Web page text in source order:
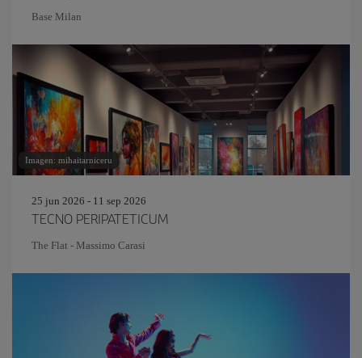
Base Milan
Imagen: mihaitarniceru
25 jun 2026 - 11 sep 2026
TECNO PERIPATETICUM
The Flat - Massimo Carasi